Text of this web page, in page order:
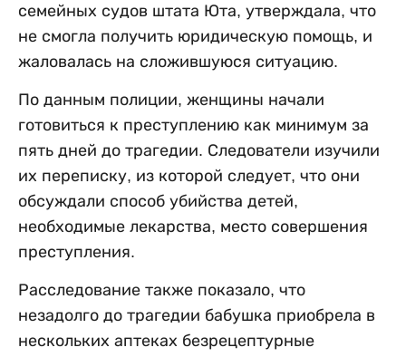
семейных судов штата Юта, утверждала, что
не смогла получить юридическую помощь, и
жаловалась на сложившуюся ситуацию.
По данным полиции, женщины начали
готовиться к преступлению как минимум за
пять дней до трагедии. Следователи изучили
их переписку, из которой следует, что они
обсуждали способ убийства детей,
необходимые лекарства, место совершения
преступления.
Расследование также показало, что
незадолго до трагедии бабушка приобрела в
нескольких аптеках безрецептурные